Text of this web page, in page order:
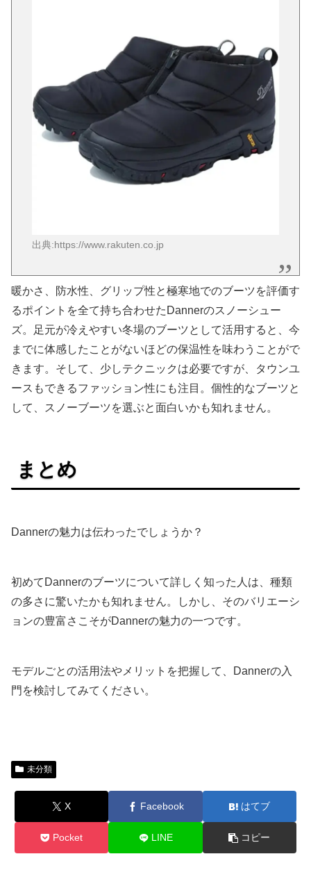
出典:https://www.rakuten.co.jp
暖かさ、防水性、グリップ性と極寒地でのブーツを評価す
るポイントを全て持ち合わせたDannerのスノーシュー
ズ。足元が冷えやすい冬場のブーツとして活用すると、今
までに体感したことがないほどの保温性を味わうことがで
きます。そして、少しテクニックは必要ですが、タウンユ
ースもできるファッション性にも注目。個性的なブーツと
して、スノーブーツを選ぶと面白いかも知れません。
まとめ
Dannerの魅力は伝わったでしょうか？
初めてDannerのブーツについて詳しく知った人は、種類
の多さに驚いたかも知れません。しかし、そのバリエーシ
ョンの豊富さこそがDannerの魅力の一つです。
モデルごとの活用法やメリットを把握して、Dannerの入
門を検討してみてください。
未分類
X Facebook はてブ
Pocket LINE コピー